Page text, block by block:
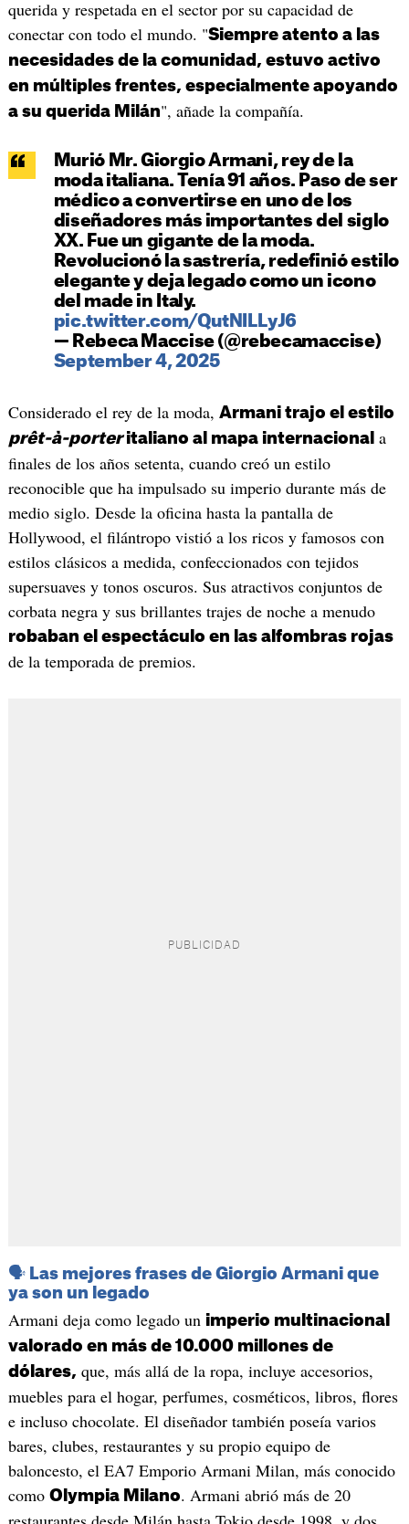
querida y respetada en el sector por su capacidad de
conectar con todo el mundo. "Siempre atento a las
necesidades de la comunidad, estuvo activo
en múltiples frentes, especialmente apoyando
a su querida Milán", añade la compañía.
Murió Mr. Giorgio Armani, rey de la
moda italiana. Tenía 91 años. Paso de ser
médico a convertirse en uno de los
diseñadores más importantes del siglo
XX. Fue un gigante de la moda.
Revolucionó la sastrería, redefinió estilo
elegante y deja legado como un icono
del made in Italy.
pic.twitter.com/QutNILLyJ6
— Rebeca Maccise (@rebecamaccise)
September 4, 2025
Considerado el rey de la moda, Armani trajo el estilo
prêt-à-porteritaliano al mapa internacional a
finales de los años setenta, cuando creó un estilo
reconocible que ha impulsado su imperio durante más de
medio siglo. Desde la oficina hasta la pantalla de
Hollywood, el filántropo vistió a los ricos y famosos con
estilos clásicos a medida, confeccionados con tejidos
supersuaves y tonos oscuros. Sus atractivos conjuntos de
corbata negra y sus brillantes trajes de noche a menudo
robaban el espectáculo en las alfombras rojas
de la temporada de premios.
🗣️ Las mejores frases de Giorgio Armani que
ya son un legado
Armani deja como legado un imperio multinacional
valorado en más de 10.000 millones de
dólares, que, más allá de la ropa, incluye accesorios,
muebles para el hogar, perfumes, cosméticos, libros, flores
e incluso chocolate. El diseñador también poseía varios
bares, clubes, restaurantes y su propio equipo de
baloncesto, el EA7 Emporio Armani Milan, más conocido
como Olympia Milano. Armani abrió más de 20